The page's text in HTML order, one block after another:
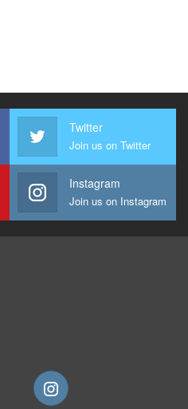
Twitter
Join us on Twitter
Instagram
Join us on Instagram